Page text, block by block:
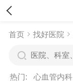
首页 找好医院
热门: 心血管内科